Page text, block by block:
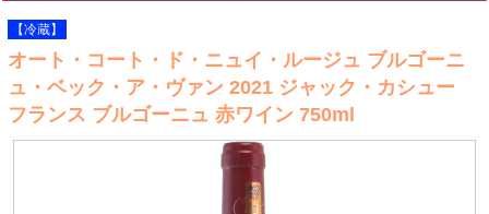
【冷蔵】
オート・コート・ド・ニュイ・ルージュ ブルゴーニ
ュ・ベック・ア・ヴァン 2021 ジャック・カシュー
フランス ブルゴーニュ 赤ワイン 750ml